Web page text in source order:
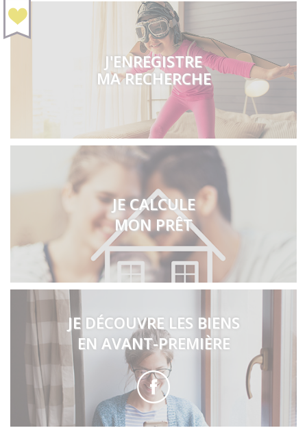
J'ENREGISTRE
MA RECHERCHE
JE CALCULE
MON PRÊT
JE DÉCOUVRE LES BIENS
EN AVANT-PREMIÈRE